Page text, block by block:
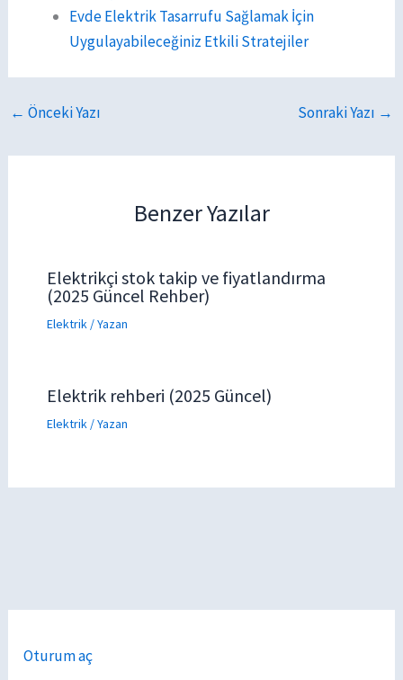
Evde Elektrik Tasarrufu Sağlamak İçin
Uygulayabileceğiniz Etkili Stratejiler
← Önceki Yazı Sonraki Yazı →
Benzer Yazılar
Elektrikçi stok takip ve fiyatlandırma
(2025 Güncel Rehber)
Elektrik/ Yazan
Elektrik rehberi (2025 Güncel)
Elektrik/ Yazan
Oturum aç